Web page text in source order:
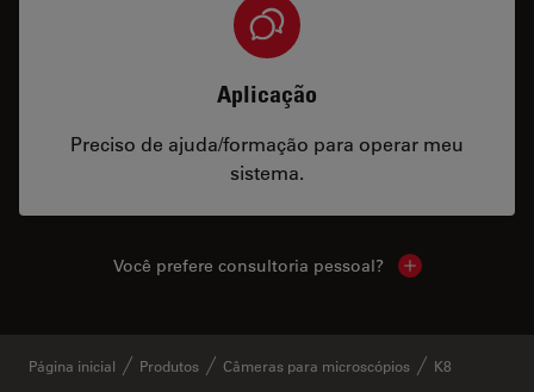
Aplicação
Preciso de ajuda/formação para operar meu
sistema.
Você prefere consultoria pessoal? Show local
Página inicial Produtos Câmeras para microscópios K8